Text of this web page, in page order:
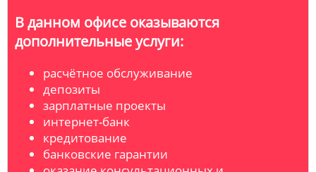
В данном офисе оказываются
дополнительные услуги:
расчётное обслуживание
депозиты
зарплатные проекты
интернет-банк
кредитование
банковские гарантии